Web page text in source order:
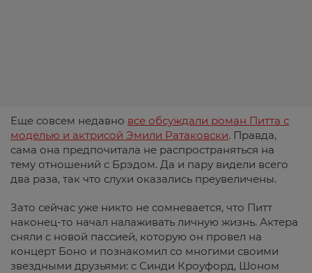
Еще совсем недавно все обсуждали роман Питта с
моделью и актрисой Эмили Ратаковски. Правда,
сама она предпочитала не распространяться на
тему отношений с Брэдом. Да и пару видели всего
два раза, так что слухи оказались преувеличены.
Зато сейчас уже никто не сомневается, что Питт
наконец-то начал налаживать личную жизнь. Актера
сняли с новой пассией, которую он провел на
концерт Боно и познакомил со многими своими
звездными друзьями: с Синди Кроуфорд, Шоном